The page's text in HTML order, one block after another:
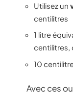
Utilisez un
centilitres
1 litre
centilitres,
10
Avec ces